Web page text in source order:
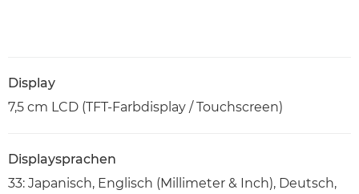
Display
7,5 cm LCD (TFT-Farbdisplay / Touchscreen)
Displaysprachen
33: Japanisch, Englisch (Millimeter & Inch), Deutsch,